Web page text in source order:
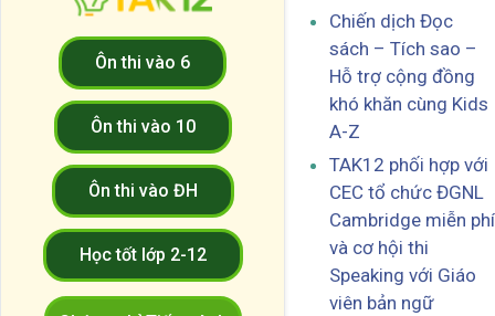
Ôn thi vào 6
Ôn thi vào 10
Ôn thi vào ĐH
Học tốt lớp 2-12
Chiến dịch Đọc
sách – Tích sao –
Hỗ trợ cộng đồng
khó khăn cùng Kids
A-Z
TAK12 phối hợp với
CEC tổ chức ĐGNL
Cambridge miễn phí
và cơ hội thi
Speaking với Giáo
viên bản ngữ